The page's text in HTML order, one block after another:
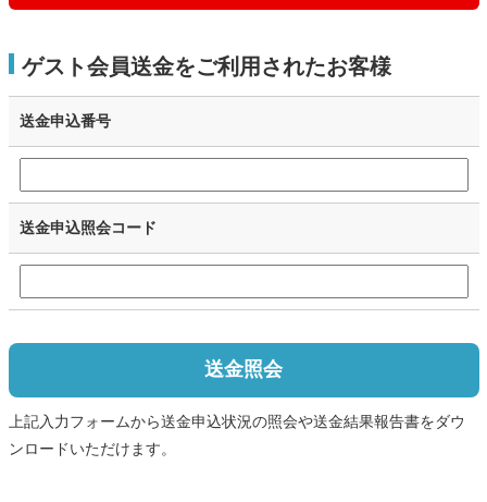
ゲスト会員送金をご利用されたお客様
送金申込番号
送金申込照会コード
送金照会
上記入力フォームから送金申込状況の照会や送金結果報告書をダウ
ンロードいただけます。